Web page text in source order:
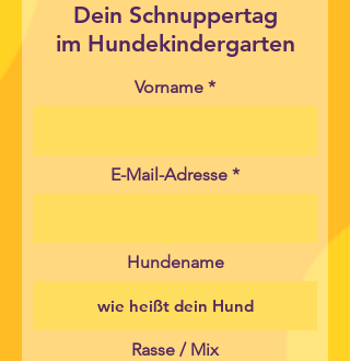
Dein Schnuppertag
im Hundekindergarten
Vorname
E-Mail-Adresse
Hundename
Rasse / Mix